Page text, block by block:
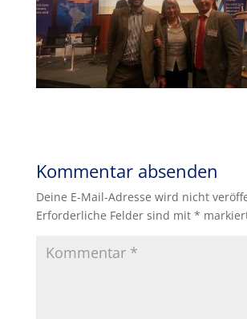
Kommentar absenden
Deine E-Mail-Adresse wird nicht
Erforderliche Felder sind mit *